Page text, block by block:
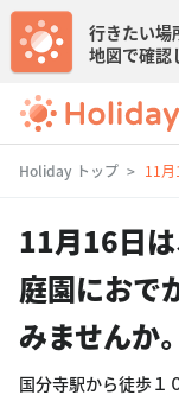
行きたい場
地図で確認
Holiday トップ 11月
11月16日は
庭園におで
みませんか。
国分寺駅から徒歩１